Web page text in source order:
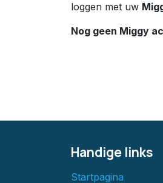
loggen met uw
Nog geen Miggy
Handige links
Startpagina